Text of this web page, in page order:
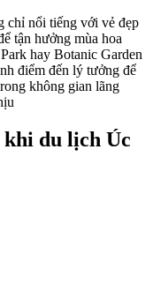
chỉ nổi tiếng với vẻ đẹp
tận hưởng mùa hoa
hay Botanic Garden
điểm đến lý tưởng để
không gian lãng
khi du lịch Úc